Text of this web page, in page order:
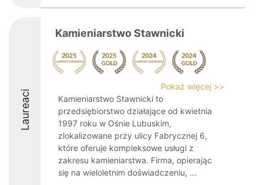
Laureaci
Kamieniarstwo Stawnicki
Pokaż więcej >>
Kamieniarstwo Stawnicki to
przedsiębiorstwo działające od kwietnia
1997 roku w Ośnie Lubuskim,
zlokalizowane przy ulicy Fabrycznej 6,
które oferuje kompleksowe usługi z
zakresu kamieniarstwa. Firma, opierając
się na wieloletnim doświadczeniu, ...